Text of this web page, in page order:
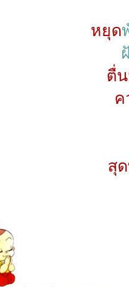
หยุด
ตื่
ค
สุ